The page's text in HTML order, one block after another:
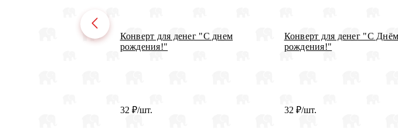
Конверт для денег "С днем
рождения!"
32 ₽/шт.
Конверт для денег "С Днём
рождения!"
32 ₽/шт.